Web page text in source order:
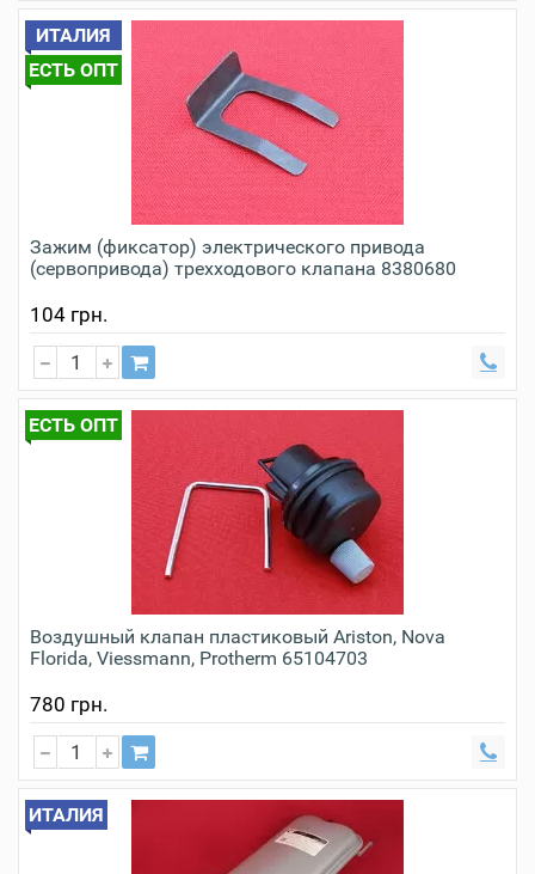
ИТАЛИЯ
ЕСТЬ ОПТ
Зажим (фиксатор) электрического привода
(сервопривода) трехходового клапана 8380680
104 грн.
ЕСТЬ ОПТ
Воздушный клапан пластиковый Ariston, Nova
Florida, Viessmann, Protherm 65104703
780 грн.
ИТАЛИЯ